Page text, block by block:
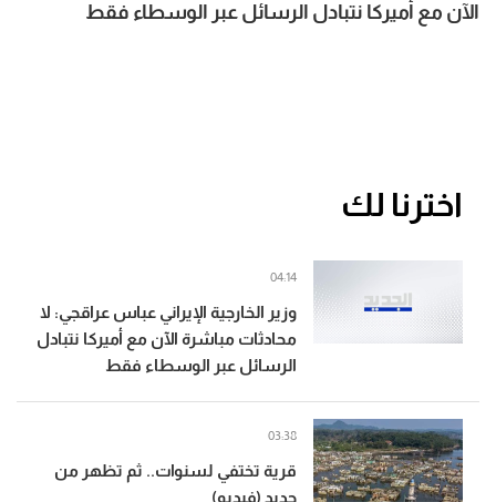
الآن مع أميركا نتبادل الرسائل عبر الوسطاء فقط
اخترنا لك
وزير الخارجية الإيراني عباس عراقجي: لا
محادثات مباشرة الآن مع أميركا نتبادل
الرسائل عبر الوسطاء فقط
04:14
قرية تختفي لسنوات.. ثم تظهر من
جديد (فيديو)
03:38